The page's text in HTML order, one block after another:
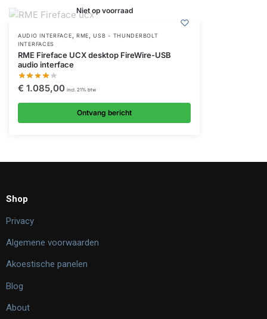
Niet op voorraad
AUDIO INTERFACE RME ,USB - THUNDERBOLT
INTERFACES
RME Fireface UCX desktop FireWire-USB
audio interface
€ 1.085,00 incl. 21% btw
Ontvang bericht
Shop
Privacy
Algemene voorwaarden
Akoestische panelen
Blog
About